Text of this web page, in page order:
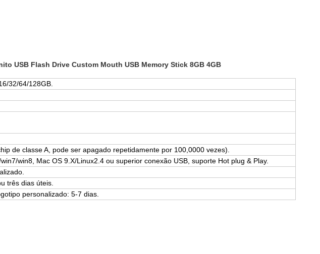
USB Flash Drive Custom Mouth USB Memory Stick 8GB 4GB
32/64/128GB.
de classe A, pode ser apagado repetidamente por 100,0000 vezes).
win8, Mac OS 9.X/Linux2.4 ou superior conexão USB, suporte Hot plug & Play.
três dias úteis.
personalizado: 5-7 dias.